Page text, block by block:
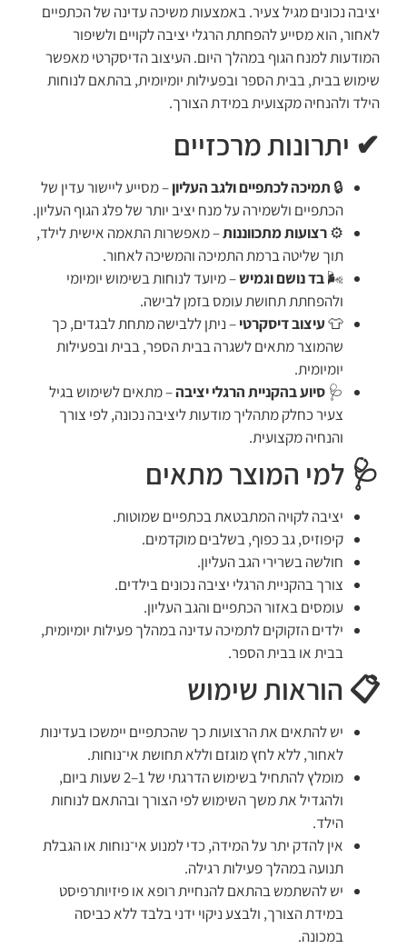
יציבה נכונים מגיל צעיר. באמצעות משיכה עדינה של הכתפיים
לאחור, הוא מסייע להפחתת הרגלי יציבה לקויים ולשיפור
המודעות למנח הגוף במהלך היום. העיצוב הדיסקרטי מאפשר
שימוש בבית, בבית הספר ובפעילות יומיומית, בהתאם לנוחות
הילד ולהנחיה מקצועית במידת הצורך.
✔ יתרונות מרכזיים
🔒 תמיכה לכתפיים ולגב העליון– מסייע ליישור עדין של
הכתפיים ולשמירה על מנח יציב יותר של פלג הגוף העליון.
⚙️רצועות מתכווננות– מאפשרות התאמה אישית לילד,
תוך שליטה ברמת התמיכה והמשיכה לאחור.
🌬️בד נושם וגמיש– מיועד לנוחות בשימוש יומיומי
ולהפחתת תחושת עומס בזמן לבישה.
👕עיצוב דיסקרטי– ניתן ללבישה מתחת לבגדים, כך
שהמוצר מתאים לשגרה בבית הספר, בבית ובפעילות
יומיומית.
🩺 סיוע בהקניית הרגלי יציבה– מתאים לשימוש בגיל
צעיר כחלק מתהליך מודעות ליציבה נכונה, לפי צורך
והנחיה מקצועית.
🩺 למי המוצר מתאים
יציבה לקויה המתבטאת בכתפיים שמוטות.
קיפוזיס, גב כפוף, בשלבים מוקדמים.
חולשה בשרירי הגב העליון.
צורך בהקניית הרגלי יציבה נכונים בילדים.
עומסים באזור הכתפיים והגב העליון.
ילדים הזקוקים לתמיכה עדינה במהלך פעילות יומיומית,
בבית או בבית הספר.
📋 הוראות שימוש
יש להתאים את הרצועות כך שהכתפיים יימשכו בעדינות
לאחור, ללא לחץ מוגזם וללא תחושת אי־נוחות.
מומלץ להתחיל בשימוש הדרגתי של 1–2 שעות ביום,
ולהגדיל את משך השימוש לפי הצורך ובהתאם לנוחות
הילד.
אין להדק יתר על המידה, כדי למנוע אי־נוחות או הגבלת
תנועה במהלך פעילות רגילה.
יש להשתמש בהתאם להנחיית רופא או פיזיותרפיסט
במידת הצורך, ולבצע ניקוי ידני בלבד ללא כביסה
במכונה.